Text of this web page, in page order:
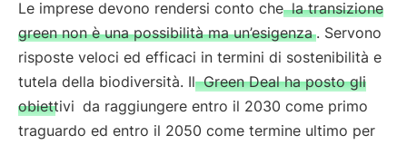
Le imprese devono rendersi conto che la transizione
green non è una possibilità ma un’esigenza . Servono
risposte veloci ed efficaci in termini di sostenibilità e
tutela della biodiversità. Il Green Deal ha posto gli
obiettivi da raggiungere entro il 2030 come primo
traguardo ed entro il 2050 come termine ultimo per